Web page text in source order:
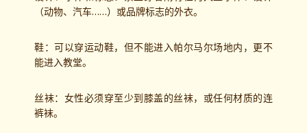
（动物、汽车……）或品牌标志的外衣。
鞋：可以穿运动鞋，但不能进入帕尔马尔场地内，更不
能进入教堂。
丝袜：女性必须穿至少到膝盖的丝袜，或任何材质的连
裤袜。